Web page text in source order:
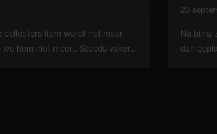
collectors item wordt het maar
hem niet meer... Steeds vaker…
20
Na bijna
dan